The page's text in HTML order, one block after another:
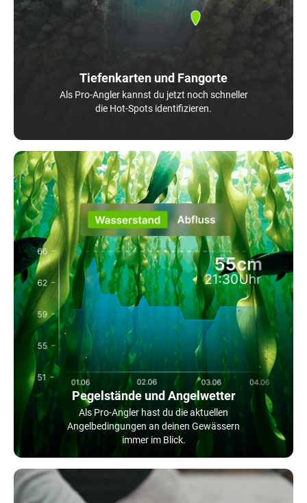
Tiefenkarten und Fangorte
Als Pro-Angler kannst du jetzt noch schneller
die Hot-Spots identifizieren.
Pegelstände und Angelwetter
Als Pro-Angler hast du die aktuellen
Angelbedingungen an deinen Gewässern
immer im Blick.